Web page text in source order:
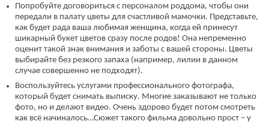
Попробуйте договориться с персоналом роддома, чтобы они
передали в палату цветы для счастливой мамочки. Представьте,
как будет рада ваша любимая женщина, когда ей принесут
шикарный букет цветов сразу после родов! Она непременно
оценит такой знак внимания и заботы с вашей стороны. Цветы
выбирайте без резкого запаха (например, лилии в данном
случае совершенно не подходят).
Воспользуйтесь услугами профессионального фотографа,
который будет снимать выписку. Многие заказывают не только
фото, но и делают видео. Очень здорово будет потом смотреть
как всё начиналось…Сюжет такого фильма довольно прост – у